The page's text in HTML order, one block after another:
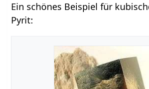
Ein schönes Beispiel für
Pyrit: